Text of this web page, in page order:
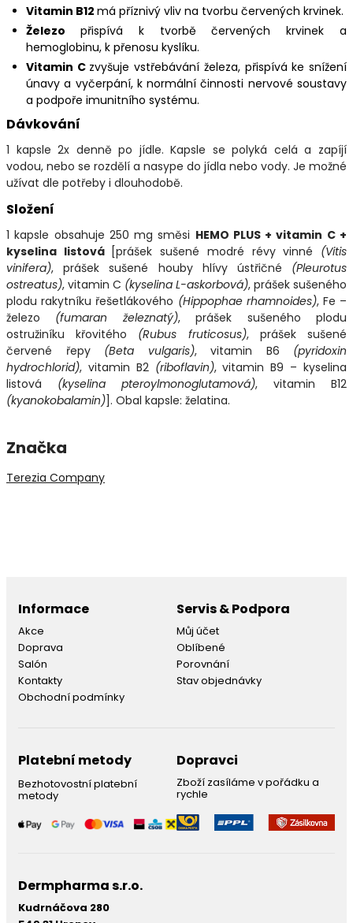
Vitamin B12 má příznivý vliv na tvorbu červených krvinek.
Železo přispívá k tvorbě červených krvinek a
hemoglobinu, k přenosu kyslíku.
Vitamin C zvyšuje vstřebávání železa, přispívá ke snížení
únavy a vyčerpání, k normální činnosti nervové soustavy
a podpoře imunitního systému.
Dávkování
1 kapsle 2x denně po jídle. Kapsle se polyká celá a zapíjí
vodou, nebo se rozdělí a nasype do jídla nebo vody. Je možné
užívat dle potřeby i dlouhodobě.
Složení
1 kapsle obsahuje 250 mg směsi HEMO PLUS + vitamin C +
kyselina listová [prášek sušené modré révy vinné (Vitis
vinifera), prášek sušené houby hlívy ústřičné (Pleurotus
ostreatus), vitamin C (kyselina L-askorbová), prášek sušeného
plodu rakytníku řešetlákového (Hippophae rhamnoides), Fe –
železo (fumaran železnatý), prášek sušeného plodu
ostružiníku křovitého (Rubus fruticosus), prášek sušené
červené řepy (Beta vulgaris), vitamin B6 (pyridoxin
hydrochlorid), vitamin B2 (riboflavin), vitamin B9 – kyselina
listová (kyselina pteroylmonoglutamová), vitamin B12
(kyanokobalamin)]. Obal kapsle: želatina.
Značka
Terezia Company
Informace
Akce
Doprava
Salón
Kontakty
Obchodní podmínky
Servis & Podpora
Můj účet
Oblíbené
Porovnání
Stav objednávky
Platební metody
Bezhotovostní platební
metody
Dopravci
Zboží zasíláme v pořádku a
rychle
Dermpharma s.r.o.
Kudrnáčova 280